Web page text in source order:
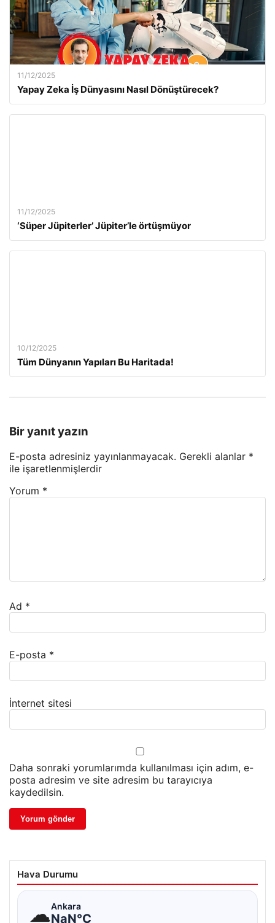
11/12/2025
Yapay Zeka İş Dünyasını Nasıl Dönüştürecek?
11/12/2025
‘Süper Jüpiterler’ Jüpiter’le örtüşmüyor
10/12/2025
Tüm Dünyanın Yapıları Bu Haritada!
Bir yanıt yazın
E-posta adresiniz yayınlanmayacak. Gerekli alanlar *
ile işaretlenmişlerdir
Yorum *
Ad *
E-posta *
İnternet sitesi
Daha sonraki yorumlarımda kullanılması için adım, e-
posta adresim ve site adresim bu tarayıcıya
kaydedilsin.
Hava Durumu
☁Ankara
NaN°C